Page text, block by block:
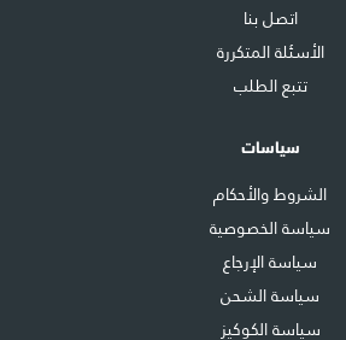
اتصل بنا
الأسئلة المتكررة
تتبع الطلب
سياسات
الشروط والأحكام
سياسة الخصوصية
سياسة الإرجاع
سياسة الشحن
سياسة الكوكيز